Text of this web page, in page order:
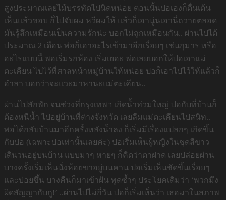
สูงประมาณเลยไม้บรรทัดไปนิดหน่อย ตอนนั้นปอเองก็ตื่นเต้น
เห็นแล้วชอบ ก็ไปจับผม หวีผมให้ แล้วก็เอานู่นเอานี่ถวายตลอด
มันรู้สึกเหมือนเป็นความรักน่ะ บอกไม่ถูกเหมือนกัน.. ผ่านไปได้
ประมาณ 2 เดือน พ่อก็เอาอะไรเข้ามาอีกเรื่อยๆ เช่นกุมาร หรือ
อะไรแบบนี้ พอเริ่มรกห้อง เริ่มเยอะ พ่อเลยบอกให้ปอเอาแม่
ตะเคียน ไปไว้ที่ศาลหน้าหมู่บ้านให้หน่อย ปอก็เอาไปไว้ให้แล้วก็
อำลา บอกว่าจะแวะมาหานะแม่ตะเคียน..
ผ่านไปสักพัก จนช่วงที่กรุงเทพฯ เกิดน้ำท่วมใหญ่ ปอกับที่บ้านก็
ต้องหนีน้ำ ไปอยู่บ้านที่ต่างจังหวัด เลยลืมแม่ตะเคียนไปสนิท..
พอได้กลับบ้านมาอีกครั้งหลังน้ำลง ก็เริ่มมีเรื่องแปลกๆ เกิดขึ้น
กับปอ (เฉพาะปอเท่านั้นเลยค่ะ) ปอเริ่มเห็นผู้หญิงในชุดสีขาว
เดินวนอยู่บนบ้าน แบบมาๆ หายๆ ก็คิดว่าตาฝาด เลยปล่อยผ่าน
บางครั้งเริ่มเห็นนั่งห้อยขาอยู่บนคาน ปอเริ่มเห็นชัดขึ้นเรื่อยๆ
และบ่อยขึ้น บางคืนก็มาเข้าฝัน พูดซ้ำๆ ประโยคเดิมว่า ‘พวกมึง
ผิดสัญญากับกู!’ ..ผ่านไปไม่กี่วัน ปอก็เริ่มเห็นว่า เธอมาในสภาพ